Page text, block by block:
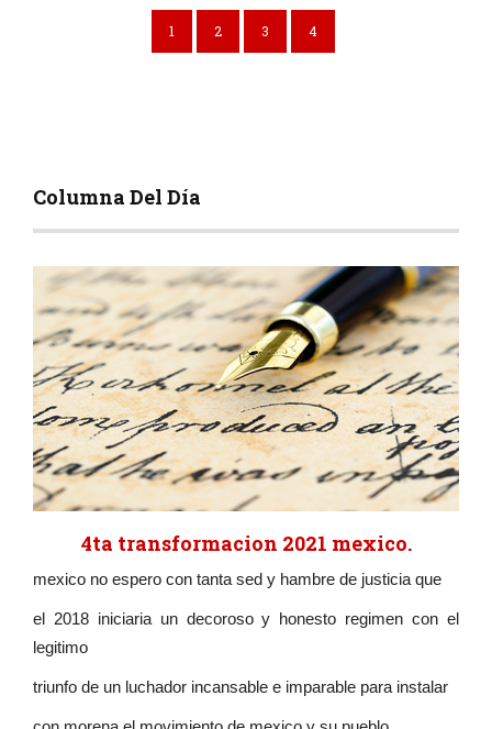
1 2 3 4
Columna Del Día
4ta transformacion 2021 mexico.
mexico no espero con tanta sed y hambre de justicia que
el 2018 iniciaria un decoroso y honesto regimen con el
legitimo
triunfo de un luchador incansable e imparable para instalar